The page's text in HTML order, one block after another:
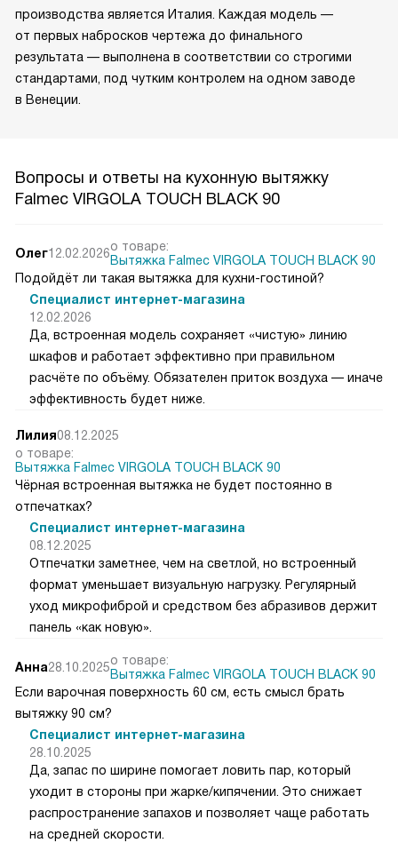
производства является Италия. Каждая модель —
от первых набросков чертежа до финального
результата — выполнена в соответствии со строгими
стандартами, под чутким контролем на одном заводе
в Венеции.
Вопросы и ответы на кухонную вытяжку
Falmec VIRGOLA TOUCH BLACK 90
Олег12.02.2026о товаре:
Вытяжка Falmec VIRGOLA TOUCH BLACK 90
Подойдёт ли такая вытяжка для кухни-гостиной?
Специалист интернет-магазина
12.02.2026
Да, встроенная модель сохраняет «чистую» линию
шкафов и работает эффективно при правильном
расчёте по объёму. Обязателен приток воздуха — иначе
эффективность будет ниже.
Лилия08.12.2025
о товаре:
Вытяжка Falmec VIRGOLA TOUCH BLACK 90
Чёрная встроенная вытяжка не будет постоянно в
отпечатках?
Специалист интернет-магазина
08.12.2025
Отпечатки заметнее, чем на светлой, но встроенный
формат уменьшает визуальную нагрузку. Регулярный
уход микрофиброй и средством без абразивов держит
панель «как новую».
Анна28.10.2025о товаре:
Вытяжка Falmec VIRGOLA TOUCH BLACK 90
Если варочная поверхность 60 см, есть смысл брать
вытяжку 90 см?
Специалист интернет-магазина
28.10.2025
Да, запас по ширине помогает ловить пар, который
уходит в стороны при жарке/кипячении. Это снижает
распространение запахов и позволяет чаще работать
на средней скорости.